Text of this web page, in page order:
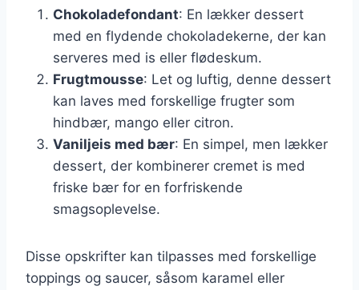
Chokoladefondant: En lækker dessert
med en flydende chokoladekerne, der kan
serveres med is eller flødeskum.
Frugtmousse: Let og luftig, denne dessert
kan laves med forskellige frugter som
hindbær, mango eller citron.
Vaniljeis med bær: En simpel, men lækker
dessert, der kombinerer cremet is med
friske bær for en forfriskende
smagsoplevelse.
Disse opskrifter kan tilpasses med forskellige
toppings og saucer, såsom karamel eller